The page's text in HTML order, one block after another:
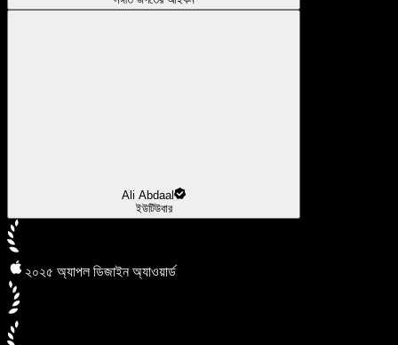
Ali Abdaal
ইউটিউবার
২০২৫ অ্যাপল ডিজাইন অ্যাওয়ার্ড